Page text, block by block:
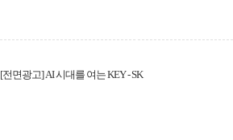
[전면광고] AI 시대를 여는 KEY - SK